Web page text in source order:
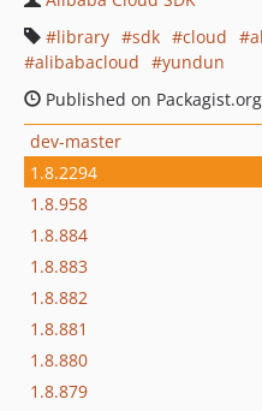
library
sdk cloud
alibabacloud
yundun
Published on
dev-master
1.8.2294
1.8.958
1.8.884
1.8.883
1.8.882
1.8.881
1.8.880
1.8.879